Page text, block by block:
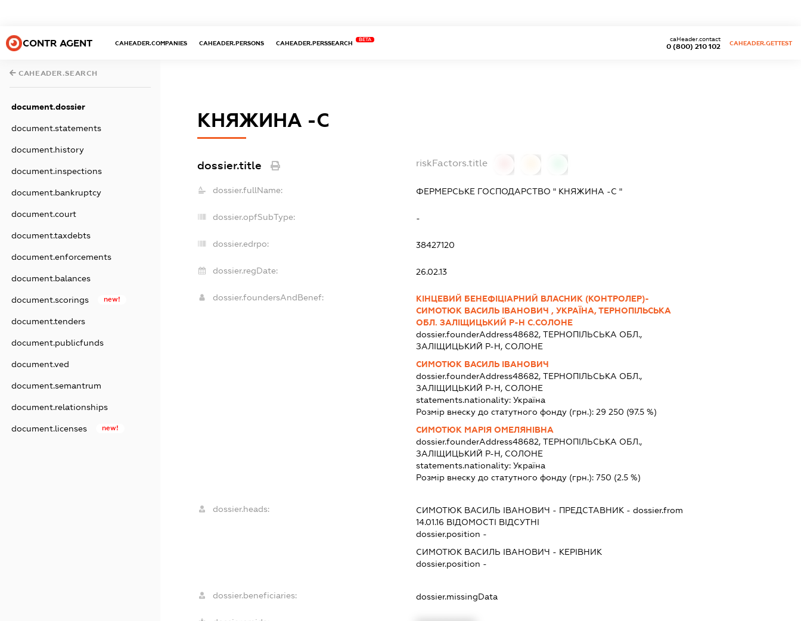
CONTR AGENT CAHEADER.COMPANIES CAHEADER.PERSONS CAHEADER.PERSSEARCH
BETA
0 (800) 210 102
caHeader.contact
CAHEADER.GETTEST
CAHEADER.SEARCH
document.dossier
document.statements
document.history
document.inspections
document.bankruptcy
document.court
document.taxdebts
document.enforcements
document.balances
document.scorings new!
document.tenders
document.publicfunds
document.ved
document.semantrum
document.relationships
document.licenses new!
КНЯЖИНА -С
dossier.title riskFactors.title
dossier.fullName: ФЕРМЕРСЬКЕ ГОСПОДАРСТВО " КНЯЖИНА -С "
dossier.opfSubType: -
dossier.edrpo: 38427120
dossier.regDate: 26.02.13
dossier.foundersAndBenef:
КІНЦЕВИЙ БЕНЕФІЦІАРНИЙ ВЛАСНИК (КОНТРОЛЕР)-
СИМОТЮК ВАСИЛЬ ІВАНОВИЧ , УКРАЇНА, ТЕРНОПІЛЬСЬКА
ОБЛ. ЗАЛІЩИЦЬКИЙ Р-Н С.СОЛОНЕ
dossier.founderAddress48682, ТЕРНОПІЛЬСЬКА ОБЛ.,
ЗАЛІЩИЦЬКИЙ Р-Н, СОЛОНЕ
СИМОТЮК ВАСИЛЬ ІВАНОВИЧ
dossier.founderAddress48682, ТЕРНОПІЛЬСЬКА ОБЛ.,
ЗАЛІЩИЦЬКИЙ Р-Н, СОЛОНЕ
statements.nationality:Україна
Розмір внеску до статутного фонду (грн.):29 250 (97.5 %)
СИМОТЮК МАРІЯ ОМЕЛЯНІВНА
dossier.founderAddress48682, ТЕРНОПІЛЬСЬКА ОБЛ.,
ЗАЛІЩИЦЬКИЙ Р-Н, СОЛОНЕ
statements.nationality:Україна
Розмір внеску до статутного фонду (грн.):750 (2.5 %)
dossier.heads: СИМОТЮК ВАСИЛЬ ІВАНОВИЧ - ПРЕДСТАВНИК - dossier.from
14.01.16 ВІДОМОСТІ ВІДСУТНІ
dossier.position -
СИМОТЮК ВАСИЛЬ ІВАНОВИЧ - КЕРІВНИК
dossier.position -
dossier.beneficiaries: dossier.missingData